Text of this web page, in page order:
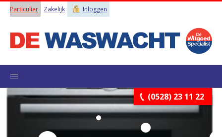
Particulier Zakelijk Inloggen
(0528) 23 11 22